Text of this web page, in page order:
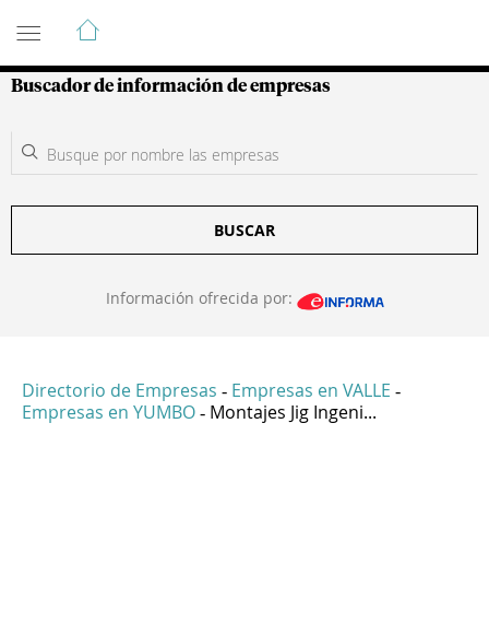
Guía de Empresas Colombianas
Buscador de información de empresas
BUSCAR
Información ofrecida por:
Directorio de Empresas - Empresas en VALLE -
Empresas en YUMBO - Montajes Jig Ingeni...